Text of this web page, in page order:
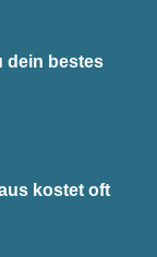
dein bestes
kostet oft